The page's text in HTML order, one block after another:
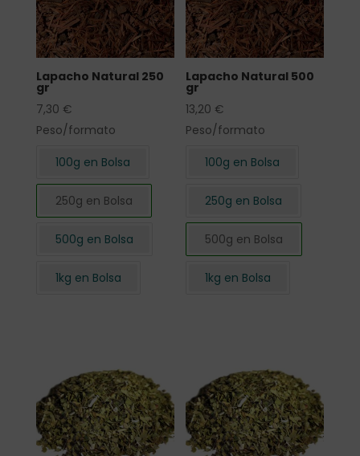
Lapacho Natural 250
gr
7,30 €
Peso/formato
100g en Bolsa
250g en Bolsa
500g en Bolsa
1kg en Bolsa
Lapacho Natural 500
gr
13,20 €
Peso/formato
100g en Bolsa
250g en Bolsa
500g en Bolsa
1kg en Bolsa